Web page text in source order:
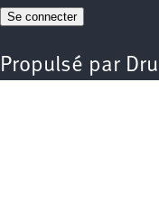
Propulsé par